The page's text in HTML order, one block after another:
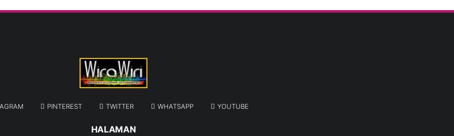
PINTEREST TWITTER WHATSAPP YOUTUBE
HALAMAN